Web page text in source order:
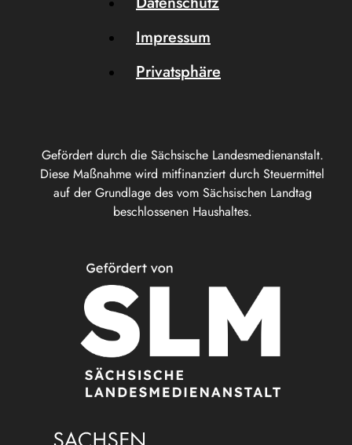
Gefördert durch die Sächsische Landesmedienanstalt.
Diese Maßnahme wird mitfinanziert durch Steuermittel
auf der Grundlage des vom Sächsischen Landtag
beschlossenen Haushaltes.
Impressum
Privatsphäre